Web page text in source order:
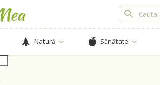
Natură Sănătate